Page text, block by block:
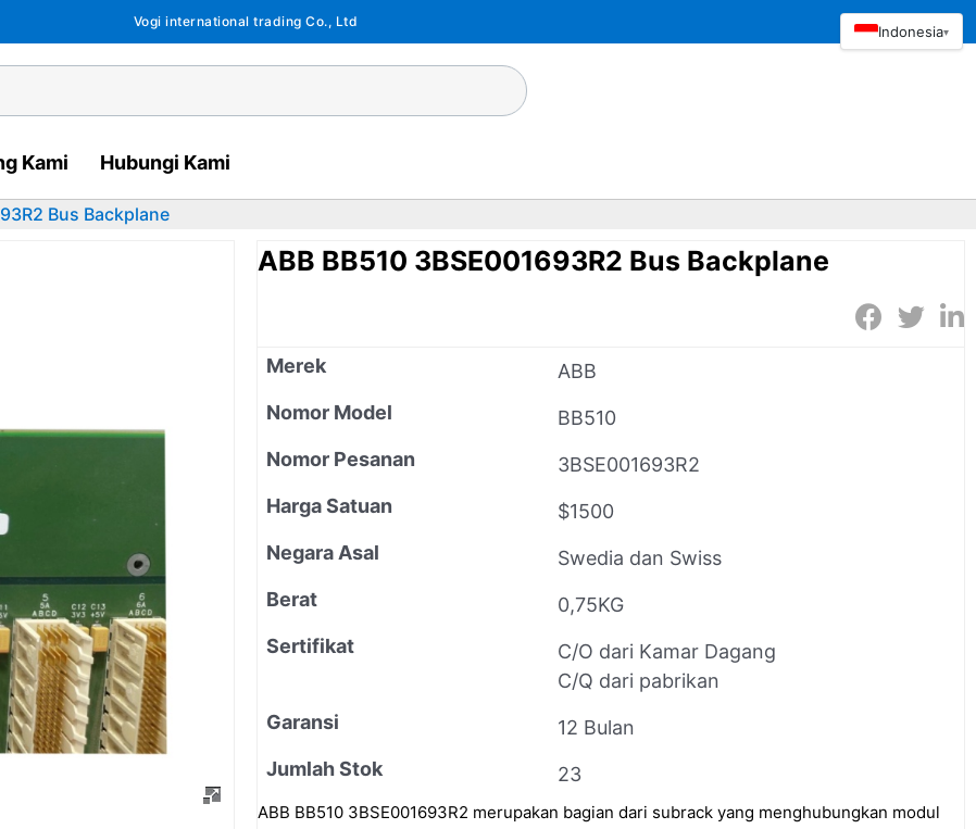
Vogi international trading Co., Ltd
Kami Hubungi Kami
Bus Backplane
ABB BB510 3BSE001693R2 Bus Backplane
Merek
ABB
Nomor Model
BB510
Nomor Pesanan
3BSE001693R2
Harga Satuan
$1500
Negara Asal
Swedia dan Swiss
Berat
0,75KG
Sertifikat
C/O dari Kamar Dagang
C/Q dari pabrikan
Garansi
12 Bulan
Jumlah Stok
23
ABB BB510 3BSE001693R2 merupakan bagian dari subrack yang menghubungkan modul
Indonesia▾